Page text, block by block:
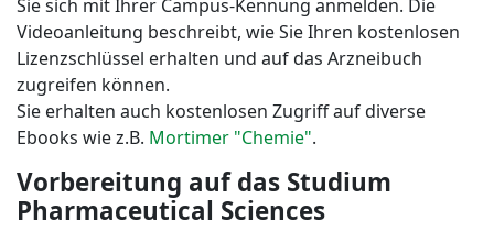
Sie sich mit Ihrer Campus-Kennung anmelden. Die
Videoanleitung beschreibt, wie Sie Ihren kostenlosen
Lizenzschlüssel erhalten und auf das Arzneibuch
zugreifen können.
Sie erhalten auch kostenlosen Zugriff auf diverse
Ebooks wie z.B. Mortimer "Chemie".
Vorbereitung auf das Studium
Pharmaceutical Sciences